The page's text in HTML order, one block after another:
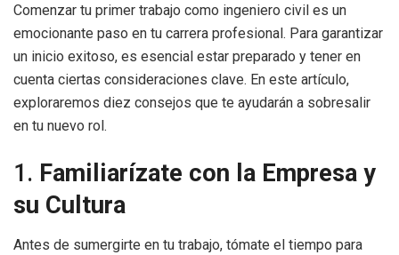
Comenzar tu primer trabajo como ingeniero civil es un
emocionante paso en tu carrera profesional. Para garantizar
un inicio exitoso, es esencial estar preparado y tener en
cuenta ciertas consideraciones clave. En este artículo,
exploraremos diez consejos que te ayudarán a sobresalir
en tu nuevo rol.
1. Familiarízate con la Empresa y
su Cultura
Antes de sumergirte en tu trabajo, tómate el tiempo para